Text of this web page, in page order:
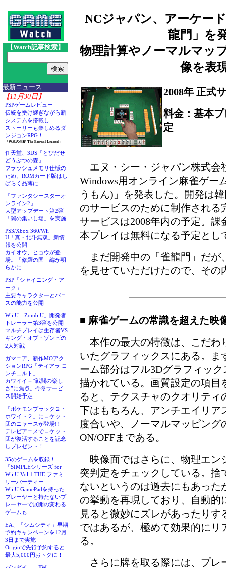
【Watch記事検索】
最新ニュース
【11月30日】
PSPゲームレビュー
伝統を受け継ぎながら新
システムを搭載し
ストーリーも楽しめるダ
ンジョンRPG！
「円卓の生徒 The Eternal Legend」
任天堂、3DS「とびだせ
どうぶつの森」
フラッシュメモリ仕様の
ため、ROMカード版はし
ばらく品薄に……
「ファンタシースターオ
ンライン2」
大型アップデート第2弾
「闇の集いし場」を実施
PS3/Xbox 360/Wii
U「真・北斗無双」新情
報を公開
カイオウ、ヒョウが登
場。「修羅の国」編が明
らかに
PSP「シャイニング・ア
ーク」
主要キャラクターとパニ
スの能力を公開
Wii U「ZombiU」開発者
トレーラー第3弾を公開
マルチプレイは生存者VS
キング・オブ・ゾンビの
2人対戦
ガマニア、新作MOアク
ションRPG「ティアラ コ
ンチェルト」
カワイイ＋“戦闘の楽し
さ”に焦点。今冬サービ
ス開始予定
「ポケモンブラック２・
ホワイト２」にロケット
団のニャースが登場!!
テレビアニメでロケット
団が復活することを記念
しプレゼント！
35のゲームを収録！
「SIMPLEシリーズ for
Wii U Vol.1 THE ファミ
リーパーティー」
Wii U GamePadを持った
プレーヤーと持たないプ
レーヤーで展開の変わる
ゲームも
EA、「シムシティ」早期
予約キャンペーンを12月
3日まで実施
Originで先行予約すると
最大5,000円おトクに！
NCジャパン、アーケー
龍門」を
物理計算やノーマルマッ
像を表
2008年 正式
料金：基本
定
エヌ・シー・ジャパン株式会
Windows用オンライン麻雀ゲー
うもん)」を発表した。開発は
のサービスのために制作される
サービスは2008年内の予定。
本プレイは無料になる予定とし
まだ開発中の「雀龍門」だが
を見せていただけたので、その
■ 麻雀ゲームの常識を超えた映
本作の最大の特徴は、こだわ
いたグラフィックスにある。ま
ーム部分はフル3Dグラフィック
描かれている。画質設定の項目
ると、テクスチャのクオリティ
下はもちろん、アンチエイリア
度合いや、ノーマルマッピング
ON/OFFまである。
映像面ではさらに、物理エン
突判定をチェックしている。捨
ないというのは過去にもあった
の挙動を再現しており、自動的
見ると微妙にズレがあったり
ではあるが、極めて効果的にリ
る。
さらに牌を取る際には、プレ